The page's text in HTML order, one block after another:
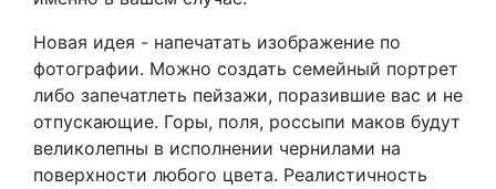
Новая идея - напечатать изображение по
фотографии. Можно создать семейный портрет
либо запечатлеть пейзажи, поразившие вас и не
отпускающие. Горы, поля, россыпи маков будут
великолепны в исполнении чернилами на
поверхности любого цвета. Реалистичность